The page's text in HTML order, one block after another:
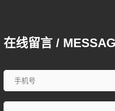
在线留言 /